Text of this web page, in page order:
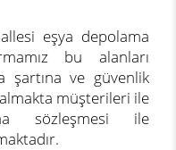
eşya depolama
bu alanları
ve güvenlik
müşterileri ile
sözleşmesi ile